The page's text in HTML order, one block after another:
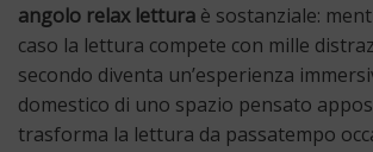
angolo relax lettura è sostanziale:
caso la lettura compete con mille
secondo diventa un’esperienza
domestico di uno spazio pensato
trasforma la lettura da passatempo